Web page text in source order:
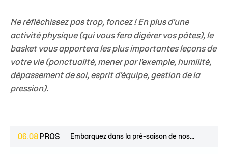
Ne réfléchissez pas trop, foncez ! En plus d'une
activité physique (qui vous fera digérer vos pâtes), le
basket vous apportera les plus importantes leçons de
votre vie (ponctualité, mener par l'exemple, humilité,
dépassement de soi, esprit d'équipe, gestion de la
pression).
06.08 PROS Embarquez dans la pré-saison de nos...